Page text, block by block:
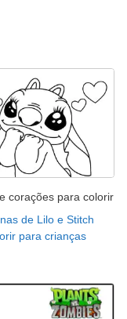
corações para colorir
de Lilo e Stitch
para crianças